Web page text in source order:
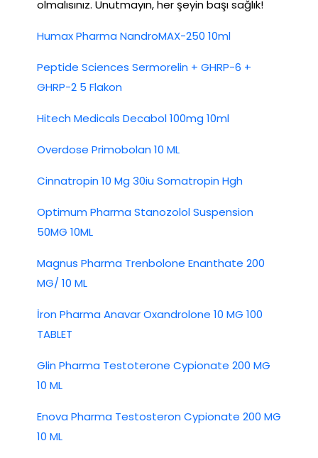
olmalısınız. Unutmayın, her şeyin başı sağlık!
Humax Pharma NandroMAX-250 10ml
Peptide Sciences Sermorelin + GHRP-6 +
GHRP-2 5 Flakon
Hitech Medicals Decabol 100mg 10ml
Overdose Primobolan 10 ML
Cinnatropin 10 Mg 30iu Somatropin Hgh
Optimum Pharma Stanozolol Suspension
50MG 10ML
Magnus Pharma Trenbolone Enanthate 200
MG/ 10 ML
İron Pharma Anavar Oxandrolone 10 MG 100
TABLET
Glin Pharma Testoterone Cypionate 200 MG
10 ML
Enova Pharma Testosteron Cypionate 200 MG
10 ML